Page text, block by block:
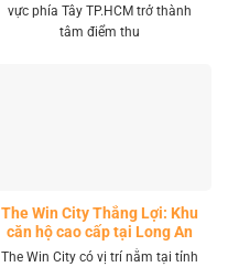
vực phía Tây TP.HCM trở thành
tâm điểm thu
The Win City Thắng Lợi: Khu
căn hộ cao cấp tại Long An
The Win City có vị trí nằm tại tỉnh